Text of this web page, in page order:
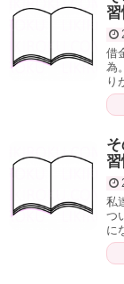
借
為
り
私
つ
に